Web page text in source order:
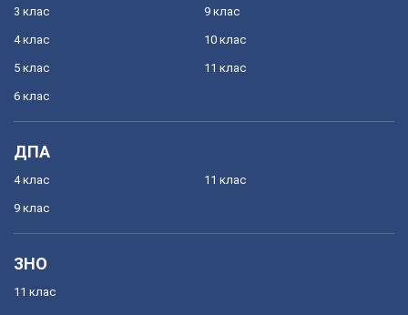
3 клас
4 клас
5 клас
6 клас
9 клас
10 клас
11 клас
ДПА
4 клас
9 клас
11 клас
ЗНО
11 клас